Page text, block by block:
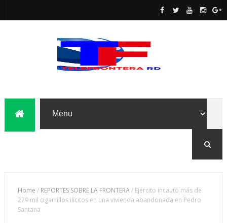
Home / REPORTES SOBRE LA FRONTERA/ Ejército incautó más de
279 mil cigarrillos ilícitos en una vivienda abandonada en Pedro
Santana